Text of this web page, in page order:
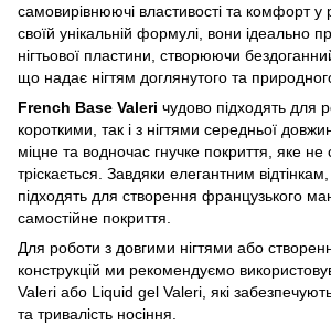
самовирівнюючі властивості та комфорт у
своїй унікальній формулі, вони ідеально
нігтьової пластини, створюючи
що надає нігтям доглянутого та
French Base Valeri чудово підходять для
короткими, так і з нігтями середньої
міцне та водночас гнучке покриття, яке
тріскається. Завдяки елегантним
підходять для створення французького
самостійне покриття.
Для роботи з довгими нігтями або
конструкцій ми рекомендуємо
Valeri або Liquid gel Valeri, які
та тривалість носіння.